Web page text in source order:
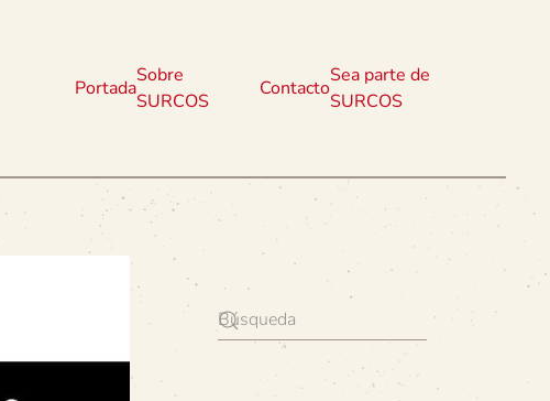
Portada
Sobre
SURCOS
Contacto
Sea parte de
SURCOS